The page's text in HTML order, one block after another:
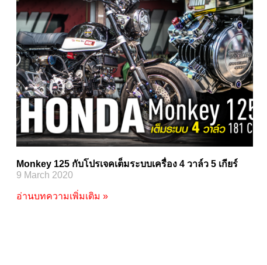
Monkey 125 กับโปรเจคเต็มระบบเครื่อง 4 วาล์ว 5 เกียร์
9 March 2020
อ่านบทความเพิ่มเติม »